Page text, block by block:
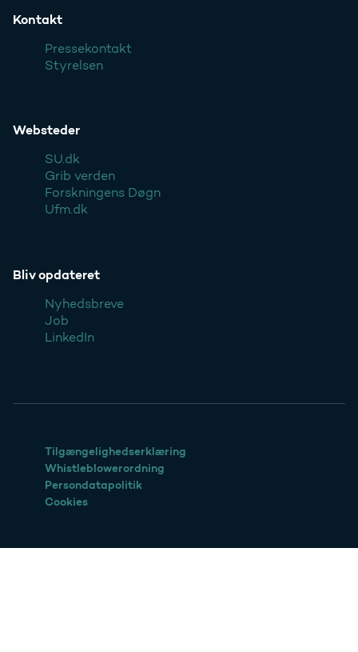
Kontakt
Pressekontakt
Styrelsen
Websteder
SU.dk
Grib verden
Forskningens Døgn
Ufm.dk
Bliv opdateret
Nyhedsbreve
Job
LinkedIn
Tilgængelighedserklæring
Whistleblowerordning
Persondatapolitik
Cookies